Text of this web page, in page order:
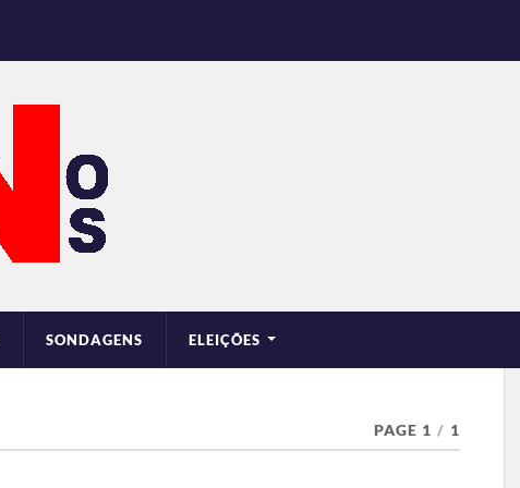
SONDAGENS ELEIÇÕES
PAGE 1 / 1